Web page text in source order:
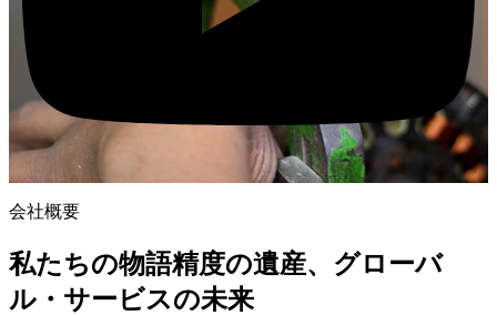
会社概要
私たちの物語精度の遺産、グローバ
ル・サービスの未来